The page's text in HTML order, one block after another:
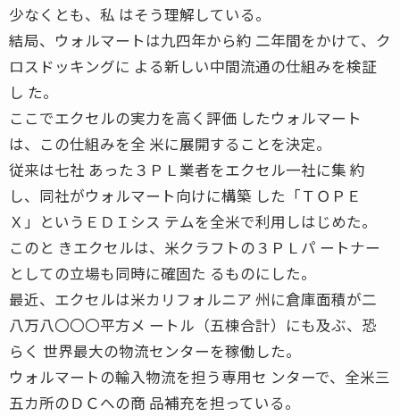
少なくとも、私 はそう理解している。
結局、ウォルマートは九四年から約 二年間をかけて、ク
ロスドッキングに よる新しい中間流通の仕組みを検証
し た。
ここでエクセルの実力を高く評価 したウォルマート
は、この仕組みを全 米に展開することを決定。
従来は七社 あった３ＰＬ業者をエクセル一社に集 約
し、同社がウォルマート向けに構築 した「ＴＯＰＥ
Ｘ」というＥＤＩシス テムを全米で利用しはじめた。
このと きエクセルは、米クラフトの３ＰＬパ ートナー
としての立場も同時に確固た るものにした。
最近、エクセルは米カリフォルニア 州に倉庫面積が二
八万八〇〇〇平方メ ートル（五棟合計）にも及ぶ、恐
らく 世界最大の物流センターを稼働した。
ウォルマートの輸入物流を担う専用セ ンターで、全米三
五カ所のＤＣへの商 品補充を担っている。